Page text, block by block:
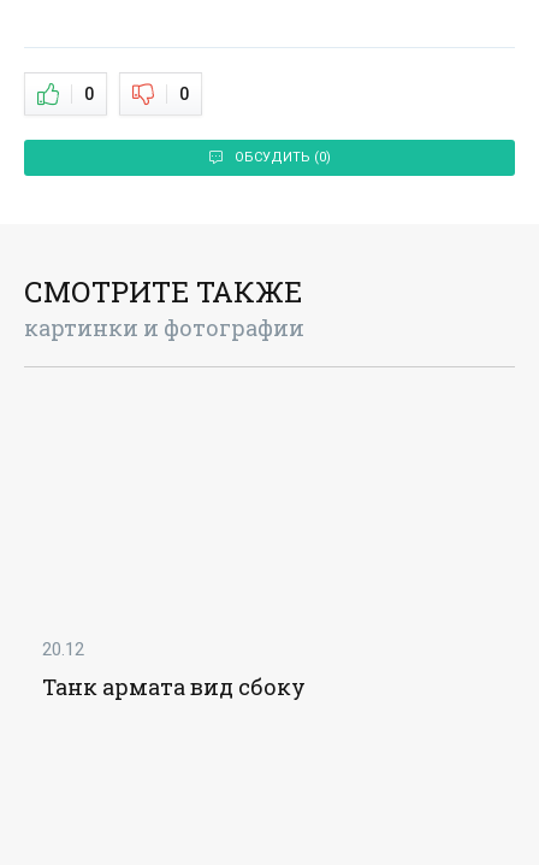
0 0
ОБСУДИТЬ (0)
СМОТРИТЕ ТАКЖЕ
картинки и фотографии
20.12
Танк армата вид сбоку